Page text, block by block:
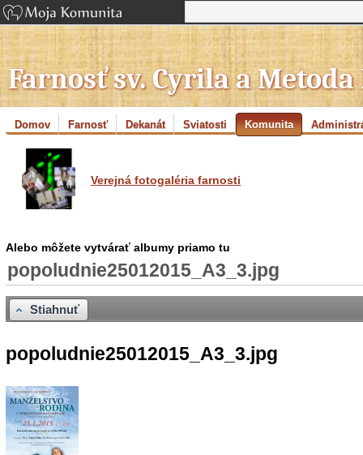
Farnosť sv. Cyrila a
Domov Farnosť Dekanát Sviatosti Komunita
Verejná fotogaléria farnosti
Alebo môžete vytvárať albumy priamo tu
popoludnie25012015_A3_3.jpg
Stiahnuť
popoludnie25012015_A3_3.jpg